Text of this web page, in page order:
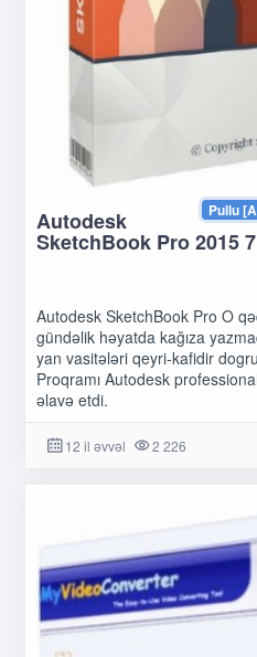
Pullu
Autodesk
SketchBook Pro 2015
Autodesk SketchBook Pro O
gündəlik həyatda kağıza
yan vasitələri qeyri-kafidir
Proqramı Autodesk
əlavə etdi.
12 il əvvəl 2 226